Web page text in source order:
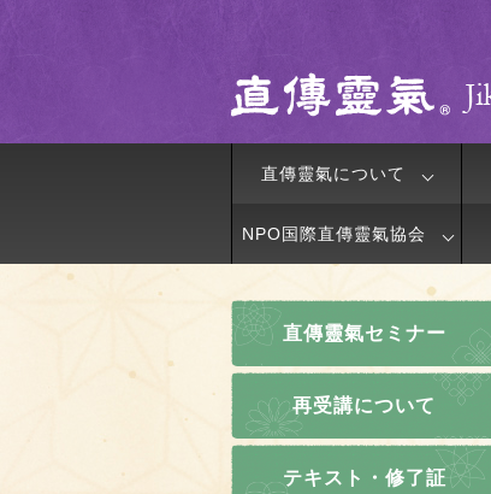
直傳靈氣について
NPO国際直傳靈氣協会
直傳靈氣セミナー
再受講について
テキスト・修了証